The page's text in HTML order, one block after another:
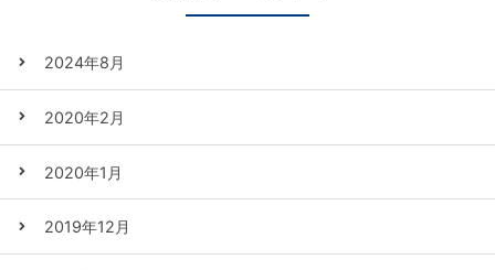
2024年8月
2020年2月
2020年1月
2019年12月